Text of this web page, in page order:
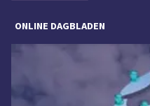
ONLINE DAGBLADEN